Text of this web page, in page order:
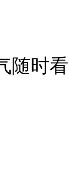
随时看